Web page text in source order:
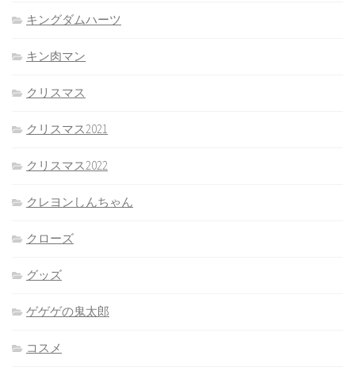
キングダムハーツ
キン肉マン
クリスマス
クリスマス2021
クリスマス2022
クレヨンしんちゃん
クローズ
グッズ
ゲゲゲの鬼太郎
コスメ